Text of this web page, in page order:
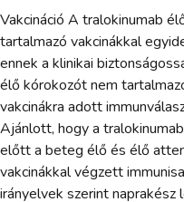
Vakcináció A tralokinumab
tartalmazó vakcinákkal
ennek a klinikai
élő kórokozót nem
vakcinákra adott
Ajánlott, hogy a
előtt a beteg élő és élő
vakcinákkal végzett
irányelvek szerint naprakész